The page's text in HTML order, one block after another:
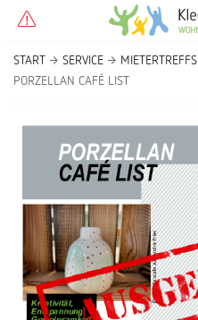
START SERVICE MIETERTREFFS
PORZELLAN CAFÉ LIST